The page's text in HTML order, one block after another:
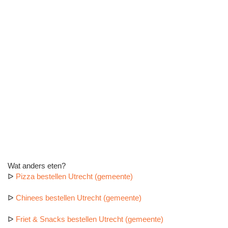
Wat anders eten?
ᐅ Pizza bestellen Utrecht (gemeente)
ᐅ Chinees bestellen Utrecht (gemeente)
ᐅ Friet & Snacks bestellen Utrecht (gemeente)